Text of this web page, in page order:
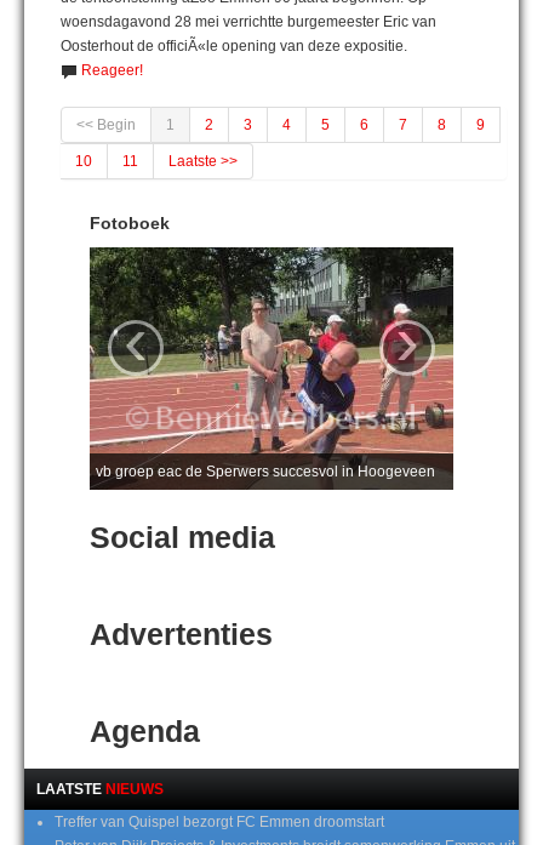
woensdagavond 28 mei verrichtte burgemeester Eric van
Oosterhout de officiÃ«le opening van deze expositie.
Reageer!
<< Begin 1 2 3 4 5 6 7 8 9
10 11 Laatste >>
Fotoboek
vb groep eac de Sperwers succesvol in Hoogeveen
‹ ›
Social media
Advertenties
Agenda
LAATSTE NIEUWS
Treffer van Quispel bezorgt FC Emmen droomstart